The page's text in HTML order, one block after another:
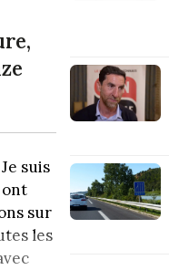
Je suis
ont
sur
les